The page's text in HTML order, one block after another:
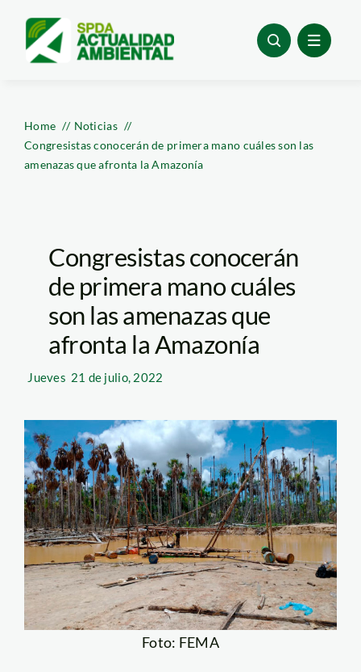
content
Home
Noticias
Congresistas conocerán de primera mano cuáles son las
amenazas que afronta la Amazonía
Congresistas conocerán
de primera mano cuáles
son las amenazas que
afronta la Amazonía
Jueves 21 de julio, 2022
Foto: FEMA